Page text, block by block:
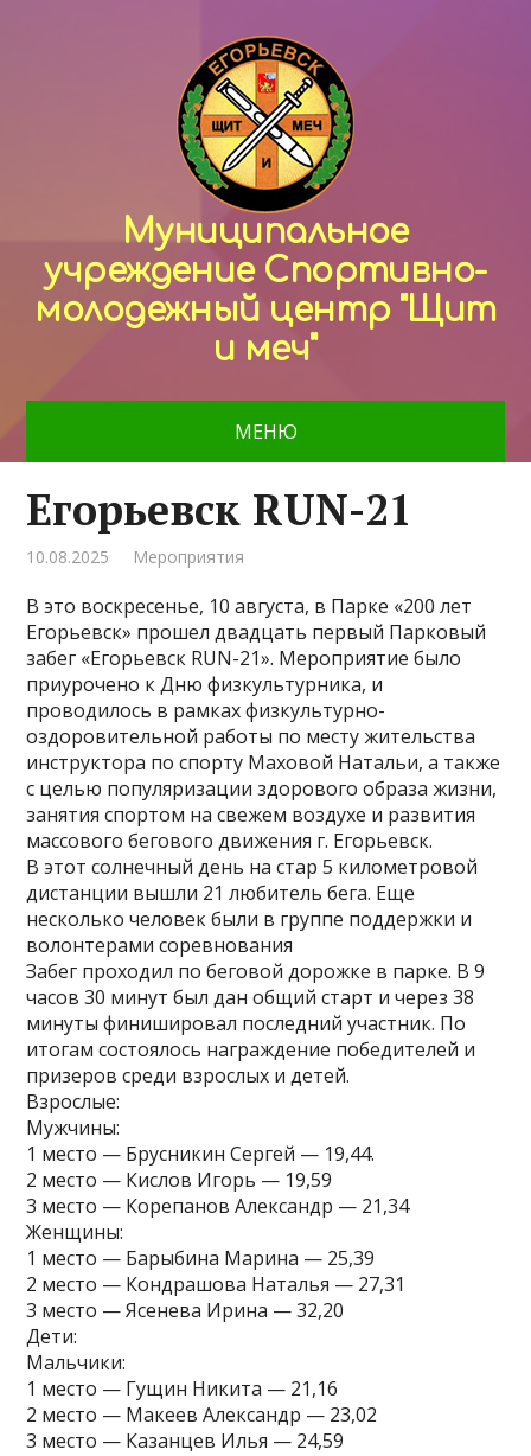
Муниципальное
учреждение Спортивно-
молодежный центр "Щит
и меч"
МЕНЮ
Егорьевск RUN-21
10.08.2025 Мероприятия
В это воскресенье, 10 августа, в Парке «200 лет
Егорьевск» прошел двадцать первый Парковый
забег «Егорьевск RUN-21». Мероприятие было
приурочено к Дню физкультурника, и
проводилось в рамках физкультурно-
оздоровительной работы по месту жительства
инструктора по спорту Маховой Натальи, а также
с целью популяризации здорового образа жизни,
занятия спортом на свежем воздухе и развития
массового бегового движения г. Егорьевск.
В этот солнечный день на стар 5 километровой
дистанции вышли 21 любитель бега. Еще
несколько человек были в группе поддержки и
волонтерами соревнования
Забег проходил по беговой дорожке в парке. В 9
часов 30 минут был дан общий старт и через 38
минуты финишировал последний участник. По
итогам состоялось награждение победителей и
призеров среди взрослых и детей.
Взрослые:
Мужчины:
1 место — Брусникин Сергей — 19,44.
2 место — Кислов Игорь — 19,59
3 место — Корепанов Александр — 21,34
Женщины:
1 место — Барыбина Марина — 25,39
2 место — Кондрашова Наталья — 27,31
3 место — Ясенева Ирина — 32,20
Дети:
Мальчики:
1 место — Гущин Никита — 21,16
2 место — Макеев Александр — 23,02
3 место — Казанцев Илья — 24,59